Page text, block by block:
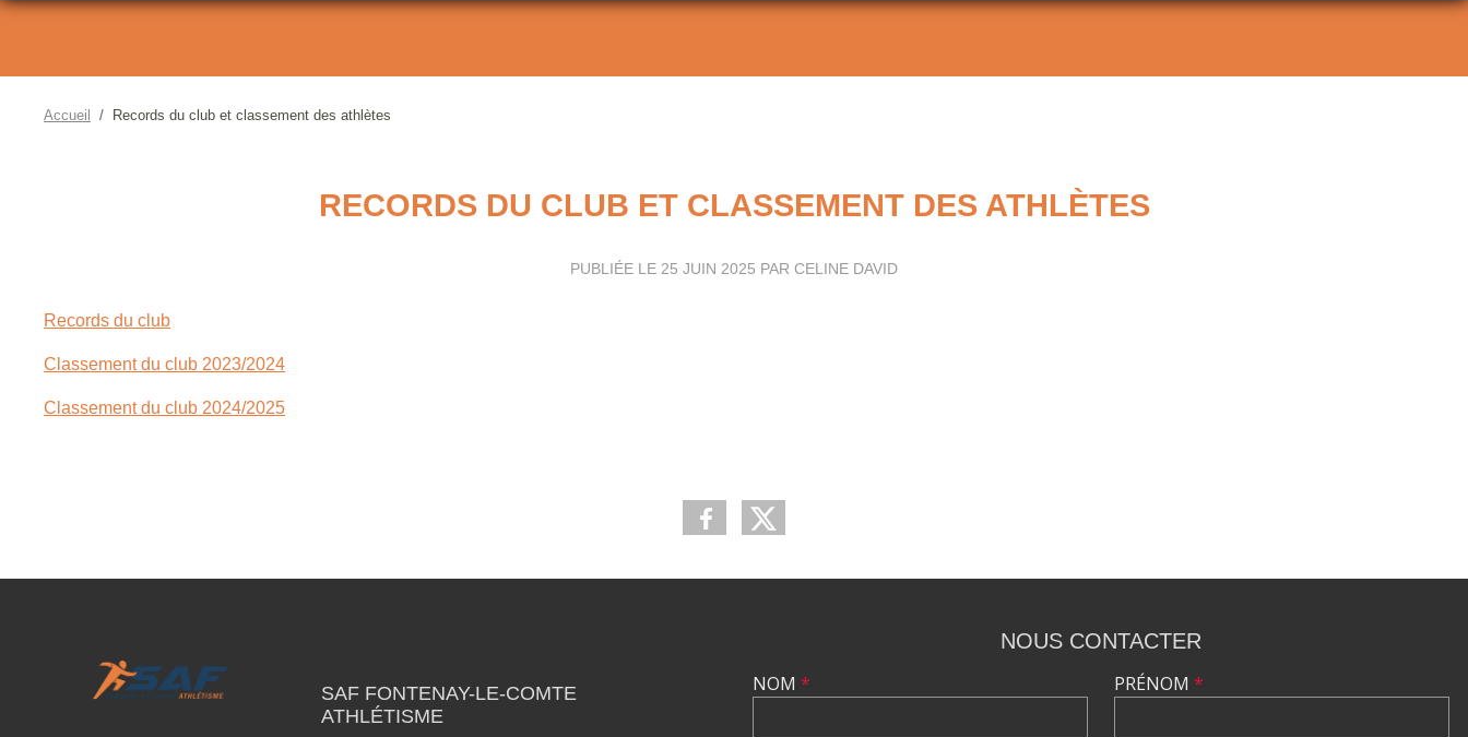
Accueil Records du club et classement des athlètes
RECORDS DU CLUB ET CLASSEMENT DES ATHLÈTES
PUBLIÉE LE 25 JUIN 2025 PAR CELINE DAVID
Records du club
Classement du club 2023/2024
Classement du club 2024/2025
SAF FONTENAY-LE-COMTE
ATHLÉTISME
NOUS CONTACTER
NOM * PRÉNOM *